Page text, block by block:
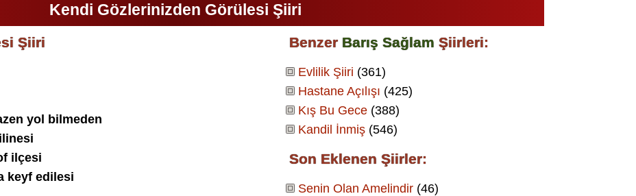
Kendi Gözlerinizden Görülesi Şiiri
Şiiri
yol bilmeden
ilçesi
keyf edilesi
Benzer Barış Sağlam Şiirleri:
Evlilik Şiiri (361)
Hastane Açılışı (425)
Kış Bu Gece (388)
Kandil İnmiş (546)
Son Eklenen Şiirler:
Senin Olan Amelindir (46)